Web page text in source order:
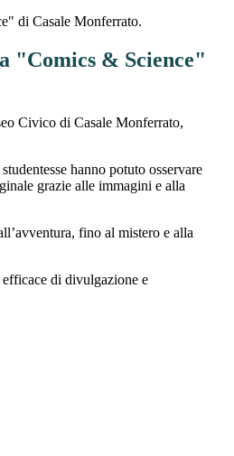
di Casale Monferrato.
"Comics & Science"
Civico di Casale Monferrato,
hanno potuto osservare
grazie alle immagini e alla
fino al mistero e alla
efficace di divulgazione e